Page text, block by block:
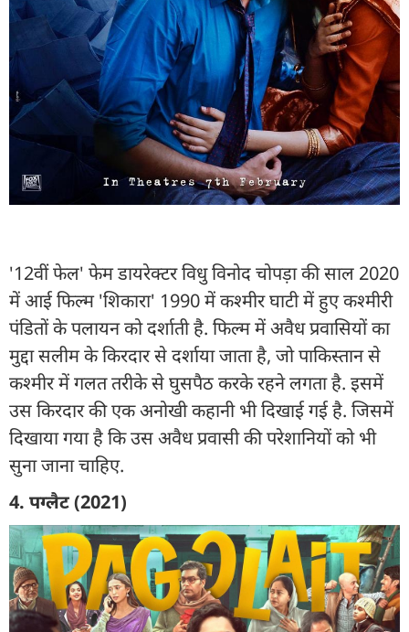
'12वीं फेल' फेम डायरेक्टर विधु विनोद चोपड़ा की साल 2020
में आई फिल्म 'शिकारा' 1990 में कश्मीर घाटी में हुए कश्मीरी
पंडितों के पलायन को दर्शाती है. फिल्म में अवैध प्रवासियों का
मुद्दा सलीम के किरदार से दर्शाया जाता है, जो पाकिस्तान से
कश्मीर में गलत तरीके से घुसपैठ करके रहने लगता है. इसमें
उस किरदार की एक अनोखी कहानी भी दिखाई गई है. जिसमें
दिखाया गया है कि उस अवैध प्रवासी की परेशानियों को भी
सुना जाना चाहिए.
4. पग्लैट (2021)